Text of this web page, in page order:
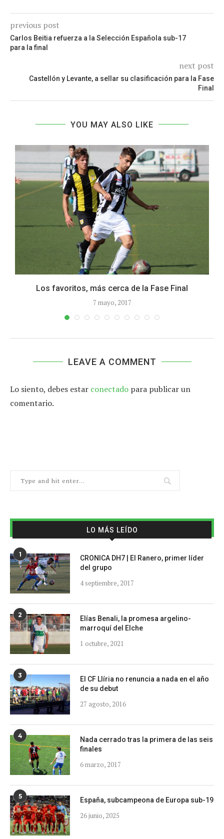
previous post
Carlos Beitia refuerza a la Selección Española sub-17
para la final
next post
Castellón y Levante, a sellar su clasificación para la Fase
Final
YOU MAY ALSO LIKE
Los favoritos, más cerca de la Fase Final
7 mayo, 2017
LEAVE A COMMENT
Lo siento, debes estar conectado para publicar un
comentario.
LO MÁS LEÍDO
1
CRONICA DH7 | El Ranero, primer líder
del grupo
4 septiembre, 2017
2
Elías Benali, la promesa argelino-
marroquí del Elche
1 octubre, 2021
3
El CF Llíria no renuncia a nada en el año
de su debut
27 agosto, 2016
4
Nada cerrado tras la primera de las seis
finales
6 marzo, 2017
5 España, subcampeona de Europa sub-19
26 junio, 2025